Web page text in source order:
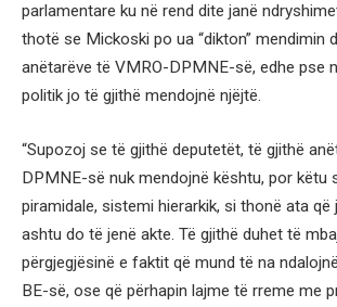
parlamentare ku në rend dite janë
thotë se Mickoski po ua “dikton” mendimin
anëtarëve të VMRO-DPMNE-së, edhe pse
politik jo të gjithë mendojnë njëjtë.
“Supozoj se të gjithë deputetët, të gjithë
DPMNE-së nuk mendojnë kështu, por këtu
piramidale, sistemi hierarkik, si thonë ata që
ashtu do të jenë akte. Të gjithë duhet të
përgjegjësinë e faktit që mund të na
BE-së, ose që përhapin lajme të rreme me